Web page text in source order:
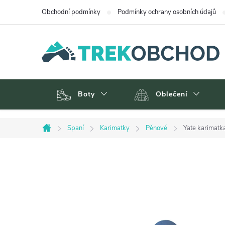
Obchodní podmínky Podmínky ochrany osobních údajů
Boty Oblečení
Domů
Spaní Karimatky Pěnové Yate